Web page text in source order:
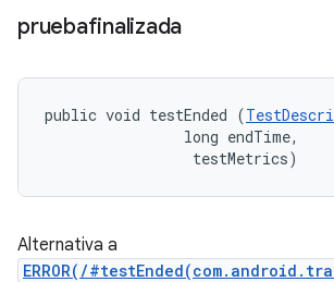
pruebafinalizada
public void testEnded (
                long endTime,
testMetrics)
Alternativa a
ERROR(/